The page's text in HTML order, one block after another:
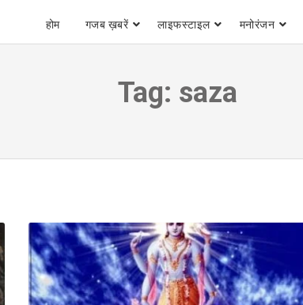
होम गजब ख़बरें लाइफस्टाइल मनोरंजन
Tag: saza